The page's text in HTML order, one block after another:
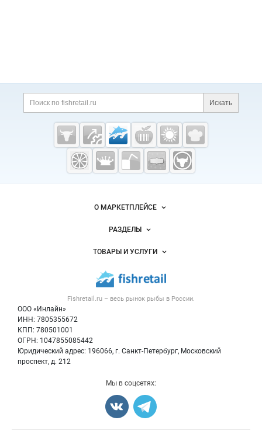
Дополнительная информация
Поиск по сайту и
Искать
Cсылки на полезные проекты
Fishretail.ru —
рыба,
морепродукты
Важные разделы и контакты
Fishretail.ru – весь рынок рыбы в России.
ООО «Инлайн»
ИНН: 7805355672
КПП: 780501001
ОГРН: 1047855085442
Юридический адрес: 196066, г. Санкт-Петербург, Московский
проспект, д. 212
Навигация по сайтуО МАРКЕТПЛЕЙСЕ
Новости Fishretail.ru
Размещение рекламы
Публичная оферта
Контактная информация
Политика обработки персональных данных
РАЗДЕЛЫ
Объявления
Новости рынка
Блог
ТОВАРЫ И УСЛУГИ
Рыба
Икра
Мы в соцсетях: